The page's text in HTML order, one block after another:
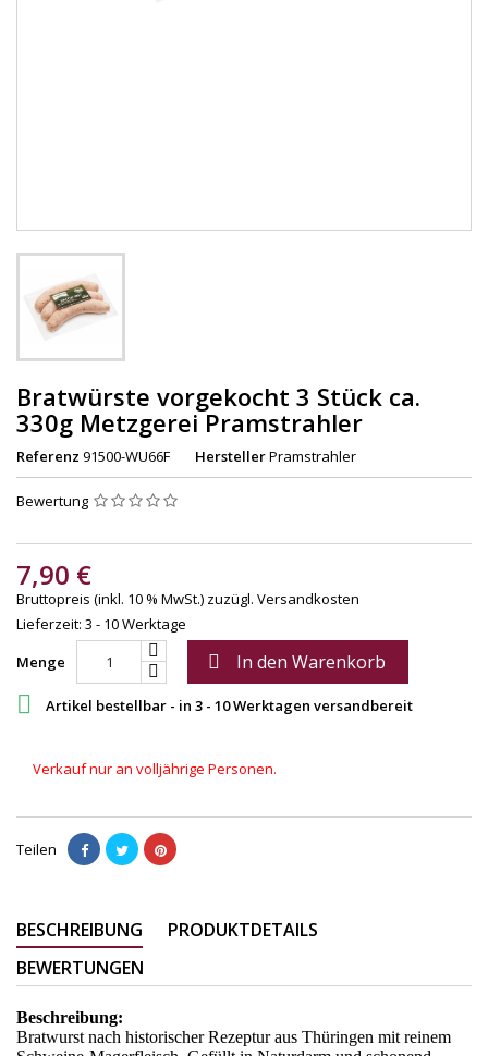
Bratwürste vorgekocht 3 Stück ca.
330g Metzgerei Pramstrahler
Referenz 91500-WU66F HerstellerPramstrahler
Bewertung
7,90 €
Bruttopreis (inkl. 10 % MwSt.) zuzügl. Versandkosten
Lieferzeit: 3 - 10 Werktage
Menge
 In den Warenkorb
 Artikel bestellbar - in 3 - 10 Werktagen versandbereit
Verkauf nur an volljährige Personen.
Teilen
BESCHREIBUNG
PRODUKTDETAILS
BEWERTUNGEN
Beschreibung:
Bratwurst nach historischer Rezeptur aus Thüringen mit reinem